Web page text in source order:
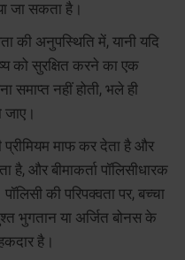
जा सकता है।
की अनुपस्थिति में, यानी यदि
को सुरक्षित करने का एक
समाप्त नहीं होती, भले ही
जाए।
प्रीमियम माफ कर देता है और
है, और बीमाकर्ता पॉलिसीधारक
की परिपक्वता पर, बच्चा
भुगतान या अर्जित बोनस के
है।